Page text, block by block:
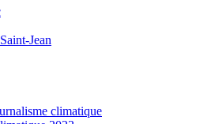
Jean
climatique